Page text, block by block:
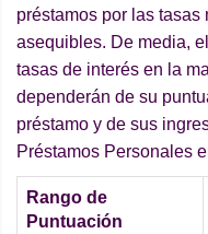
préstamos por las
asequibles. De media,
tasas de interés en la
dependerán de su
préstamo y de sus
Préstamos Personales
Rango de
Puntuación